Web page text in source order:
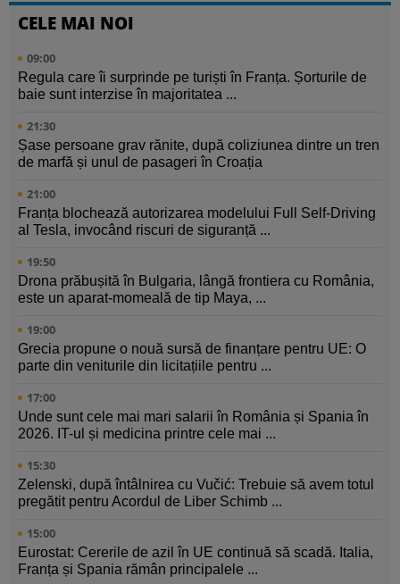
CELE MAI NOI
09:00
Regula care îi surprinde pe turiști în Franța. Șorturile de
baie sunt interzise în majoritatea ...
21:30
Șase persoane grav rănite, după coliziunea dintre un tren
de marfă și unul de pasageri în Croația
21:00
Franța blochează autorizarea modelului Full Self-Driving
al Tesla, invocând riscuri de siguranță ...
19:50
Drona prăbușită în Bulgaria, lângă frontiera cu România,
este un aparat-momeală de tip Maya, ...
19:00
Grecia propune o nouă sursă de finanțare pentru UE: O
parte din veniturile din licitațiile pentru ...
17:00
Unde sunt cele mai mari salarii în România și Spania în
2026. IT-ul și medicina printre cele mai ...
15:30
Zelenski, după întâlnirea cu Vučić: Trebuie să avem totul
pregătit pentru Acordul de Liber Schimb ...
15:00
Eurostat: Cererile de azil în UE continuă să scadă. Italia,
Franța și Spania rămân principalele ...